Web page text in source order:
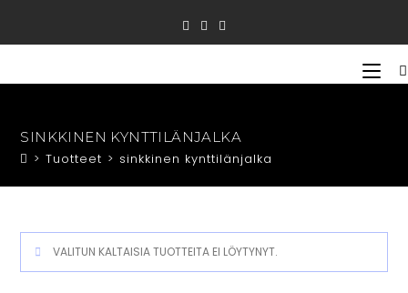
SINKKINEN KYNTTILÄNJALKA
> Tuotteet > sinkkinen kynttilänjalka
VALITUN KALTAISIA TUOTTEITA EI LÖYTYNYT.